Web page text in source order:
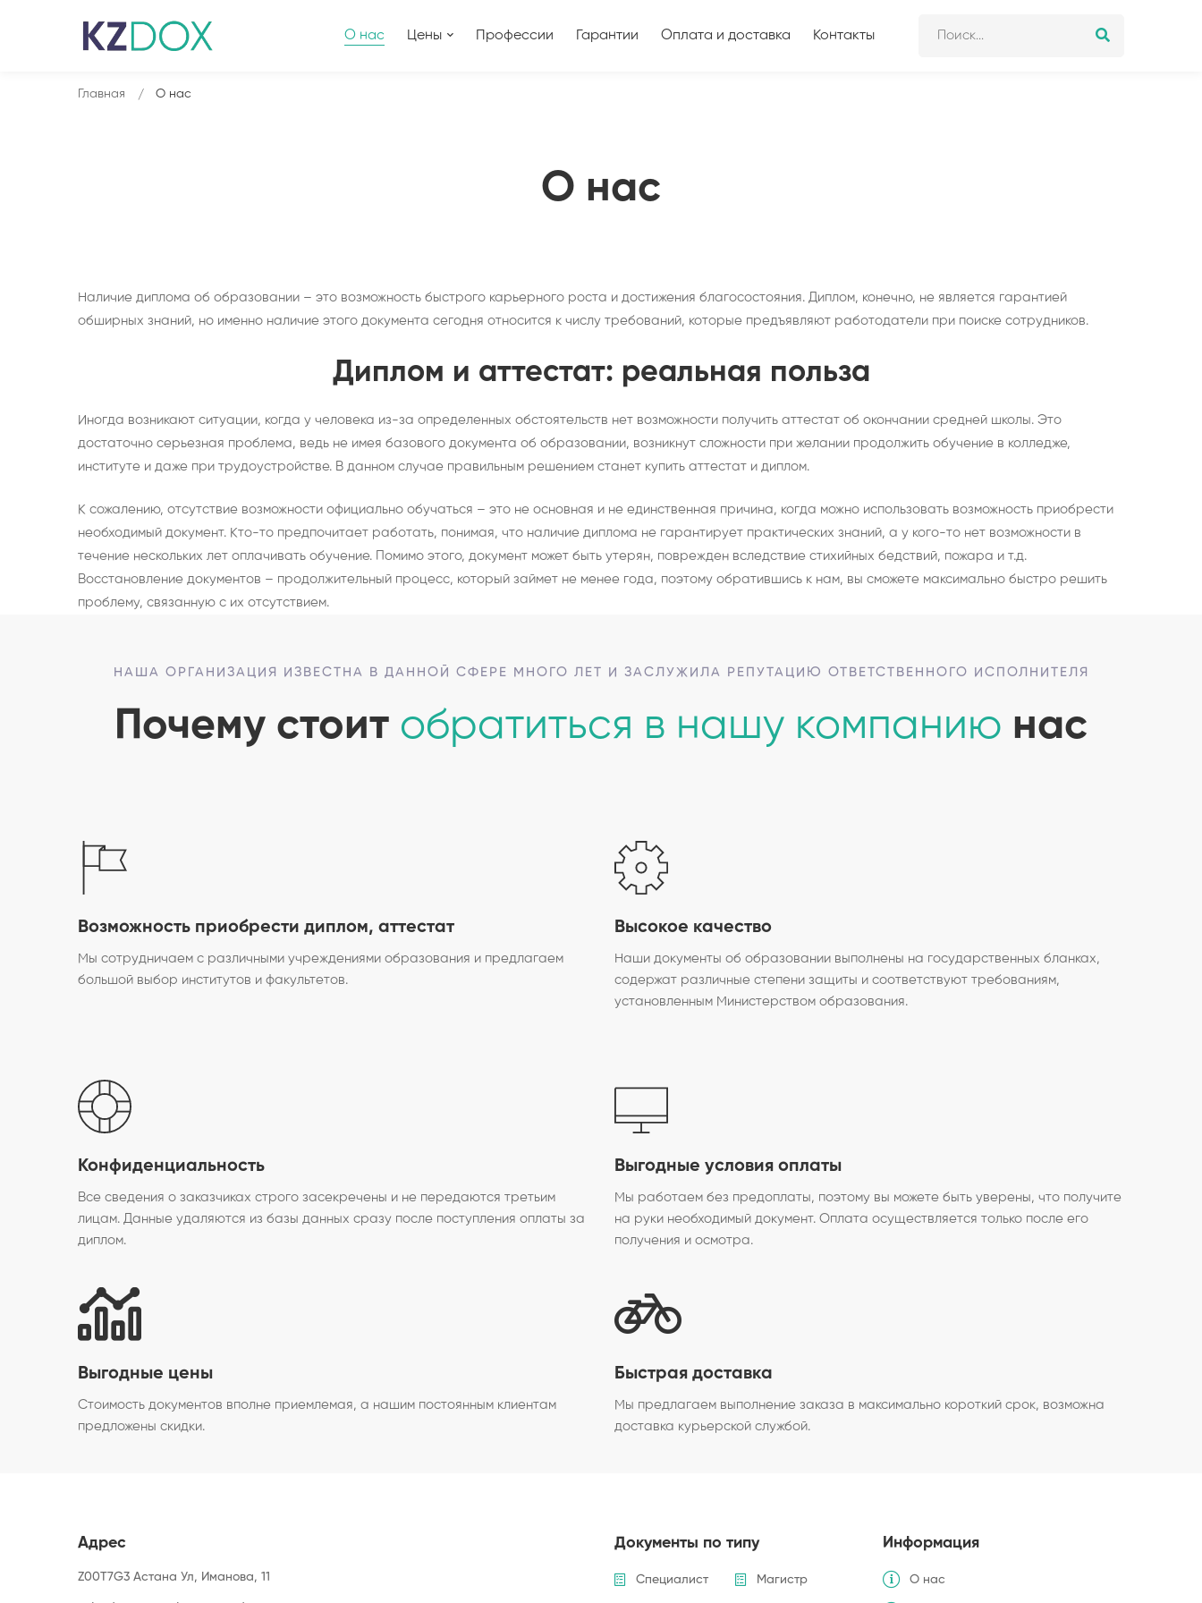
О нас Цены Профессии Гарантии Оплата и доставка Контакты
О нас
Главная О нас
Наличие диплома об образовании – это возможность быстрого карьерного роста и достижения благосостояния. Диплом, конечно, не является гарантией
обширных знаний, но именно наличие этого документа сегодня относится к числу требований, которые предъявляют работодатели при поиске сотрудников.
Диплом и аттестат: реальная польза
Иногда возникают ситуации, когда у человека из-за определенных обстоятельств нет возможности получить аттестат об окончании средней школы. Это
достаточно серьезная проблема, ведь не имея базового документа об образовании, возникнут сложности при желании продолжить обучение в колледже,
институте и даже при трудоустройстве. В данном случае правильным решением станет купить аттестат и диплом.
К сожалению, отсутствие возможности официально обучаться – это не основная и не единственная причина, когда можно использовать возможность приобрести
необходимый документ. Кто-то предпочитает работать, понимая, что наличие диплома не гарантирует практических знаний, а у кого-то нет возможности в
течение нескольких лет оплачивать обучение. Помимо этого, документ может быть утерян, поврежден вследствие стихийных бедствий, пожара и т.д.
Восстановление документов – продолжительный процесс, который займет не менее года, поэтому обратившись к нам, вы сможете максимально быстро решить
проблему, связанную с их отсутствием.
НАША ОРГАНИЗАЦИЯ ИЗВЕСТНА В ДАННОЙ СФЕРЕ МНОГО ЛЕТ И ЗАСЛУЖИЛА РЕПУТАЦИЮ ОТВЕТСТВЕННОГО ИСПОЛНИТЕЛЯ
Почему стоит обратиться в нашу компанию нас
Возможность приобрести диплом, аттестат
Мы сотрудничаем с различными учреждениями образования и предлагаем
большой выбор институтов и факультетов.
Высокое качество
Наши документы об образовании выполнены на государственных бланках,
содержат различные степени защиты и соответствуют требованиям,
установленным Министерством образования.
Конфиденциальность
Все сведения о заказчиках строго засекречены и не передаются третьим
лицам. Данные удаляются из базы данных сразу после поступления оплаты за
диплом.
Выгодные условия оплаты
Мы работаем без предоплаты, поэтому вы можете быть уверены, что получите
на руки необходимый документ. Оплата осуществляется только после его
получения и осмотра.
Выгодные цены
Стоимость документов вполне приемлемая, а нашим постоянным клиентам
предложены скидки.
Быстрая доставка
Мы предлагаем выполнение заказа в максимально короткий срок, возможна
доставка курьерской службой.
Адрес
Z00T7G3 Астана Ул, Иманова, 11
Документы по типу
Специалист Магистр
Информация
О нас